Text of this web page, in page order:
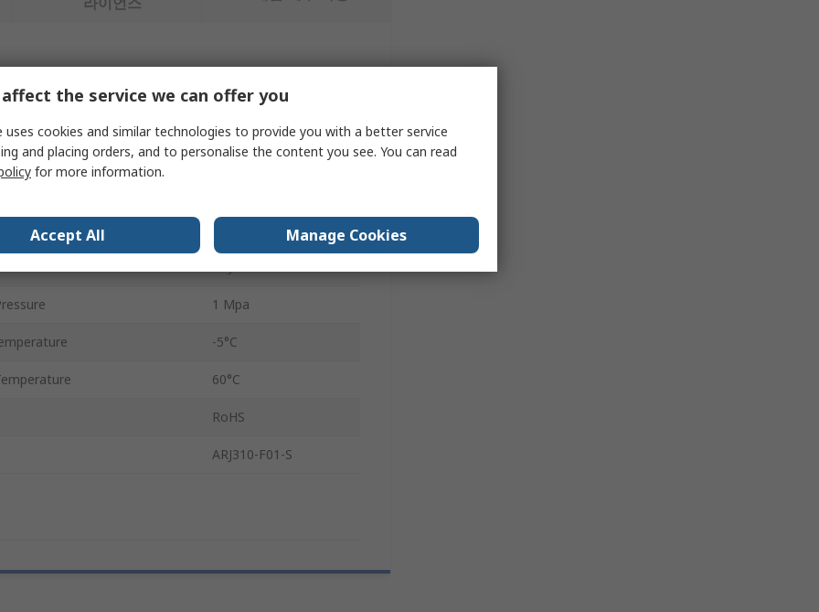
SMC
1 Mpa
-5°C
60°C
RoHS
ARJ310-F01-S
the service we can offer you
uses cookies and similar technologies to provide you with a better service
and placing orders, and to personalise the content you see. You can read
for more information.
Accept All Manage Cookies